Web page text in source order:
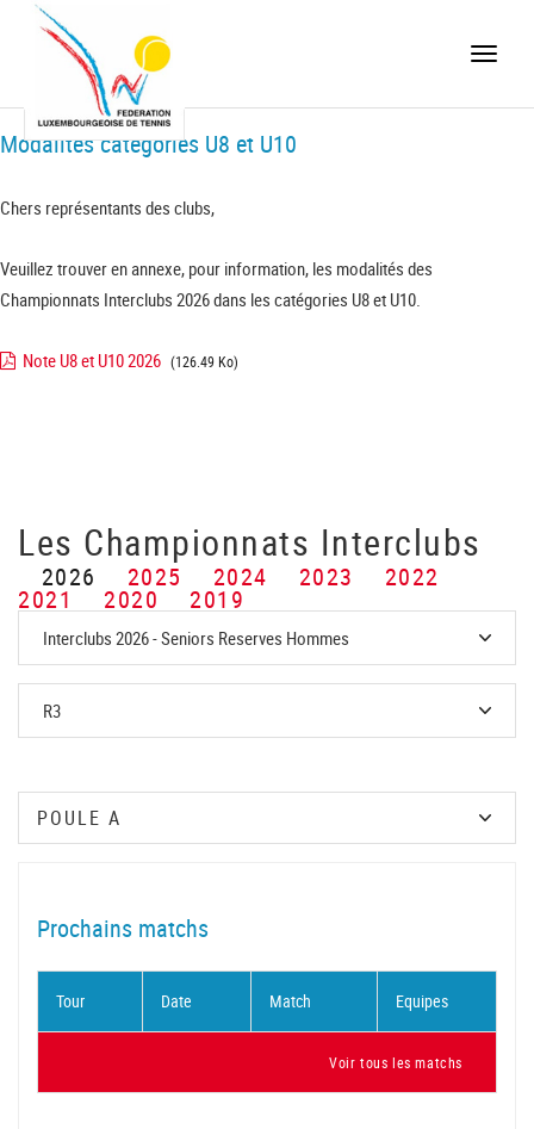
Toggle
Modalités catégories U8 et U10
Chers représentants des clubs,
Veuillez trouver en annexe, pour information, les modalités des
Championnats Interclubs 2026 dans les catégories U8 et U10.
Note U8 et U10 2026 (126.49 Ko)
Les Championnats Interclubs
2026 2025 2024 2023 2022
2021 2020 2019
Prochains matchs
Tour Date Match Equipes
Voir tous les matchs